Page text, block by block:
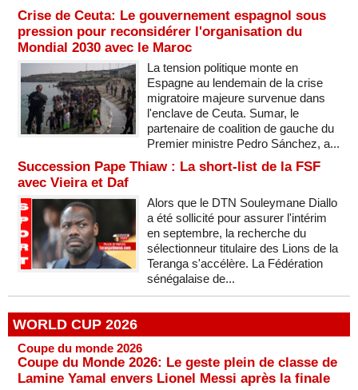
Crise de Ceuta: Le gouvernement espagnol sous
pression pour reconsidérer l'organisation du
Mondial 2030 avec le Maroc
La tension politique monte en
Espagne au lendemain de la crise
migratoire majeure survenue dans
l'enclave de Ceuta. Sumar, le
partenaire de coalition de gauche du
Premier ministre Pedro Sánchez, a...
Succession Pape Thiaw : La short-list de la FSF
avec Vieira et Daf
Alors que le DTN Souleymane Diallo
a été sollicité pour assurer l'intérim
en septembre, la recherche du
sélectionneur titulaire des Lions de la
Teranga s'accélère. La Fédération
sénégalaise de...
WORLD CUP 2026
Coupe du monde 2026
Coupe du Monde 2026: Le geste plein de classe de
Lamine Yamal envers Lionel Messi après la finale